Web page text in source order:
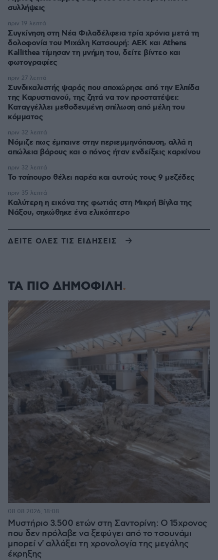
συλλήψεις
Συγκίνηση στη Νέα Φιλαδέλφεια τρία χρόνια μετά τη
δολοφονία του Μιχάλη Κατσουρή: ΑΕΚ και Athens
Kallithea τίμησαν τη μνήμη του, δείτε βίντεο και
φωτογραφίες
πριν 19 λεπτά
Συνδικαλιστής ψαράς που αποχώρησε από την Ελπίδα
της Καρυστιανού, της ζητά να τον προστατέψει:
Καταγγέλλει μεθοδευμένη σπίλωση από μέλη του
κόμματος
πριν 27 λεπτά
Νόμιζε πως έμπαινε στην περιεμμηνόπαυση, αλλά η
απώλεια βάρους και ο πόνος ήταν ενδείξεις καρκίνου
πριν 32 λεπτά
Το τσίπουρο θέλει παρέα και αυτούς τους 9 μεζέδες
πριν 32 λεπτά
Καλύτερη η εικόνα της φωτιάς στη Μικρή Βίγλα της
Νάξου, σηκώθηκε ένα ελικόπτερο
πριν 35 λεπτά
ΔΕΙΤΕ ΟΛΕΣ ΤΙΣ ΕΙΔΗΣΕΙΣ
ΤΑ ΠΙΟ ΔΗΜΟΦΙΛΗ
Μυστήριο 3.500 ετών στη Σαντορίνη: Ο 15χρονος
που δεν πρόλαβε να ξεφύγει από το τσουνάμι
μπορεί ν' αλλάξει τη χρονολογία της μεγάλης
έκρηξης
08.08.2026, 18:08